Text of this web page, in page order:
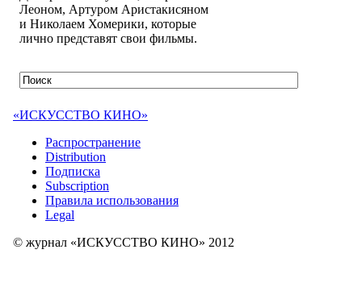
Леоном, Артуром Аристакисяном
и Николаем Хомерики, которые
лично представят свои фильмы.
«ИСКУССТВО КИНО»
Распространение
Distribution
Подписка
Subscription
Правила использования
Legal
© журнал «ИСКУССТВО КИНО» 2012